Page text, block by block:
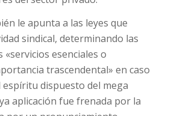
le apunta a las leyes que
sindical, determinando las
«servicios esenciales o
trascendental» en caso
espíritu dispuesto del mega
aplicación fue frenada por la